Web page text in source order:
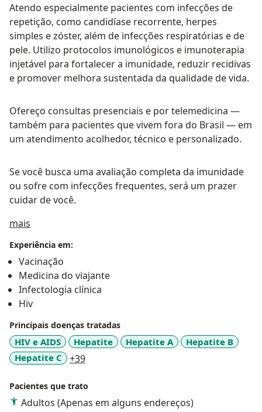
Atendo especialmente pacientes com infecções de
repetição, como candidíase recorrente, herpes
simples e zóster, além de infecções respiratórias e de
pele. Utilizo protocolos imunológicos e imunoterapia
injetável para fortalecer a imunidade, reduzir recidivas
e promover melhora sustentada da qualidade de vida.
Ofereço consultas presenciais e por telemedicina —
também para pacientes que vivem fora do Brasil — em
um atendimento acolhedor, técnico e personalizado.
Se você busca uma avaliação completa da imunidade
ou sofre com infecções frequentes, será um prazer
cuidar de você.
mais
Experiência em:
Vacinação
Medicina do viajante
Infectologia clínica
Hiv
Principais doenças tratadas
HIV e AIDS Hepatite Hepatite A
Hepatite B
Hepatite C
+39a11y_sr_more_diseases
Pacientes que trato
Adultos (Apenas em alguns endereços)